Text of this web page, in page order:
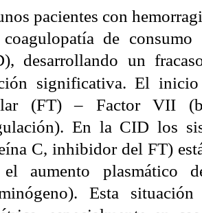
pacientes con
de
desarrollando un
significativa. El inicio
(FT) – Factor VII
En la CID los
C, inhibidor del FT)
aumento plasmático
Esta